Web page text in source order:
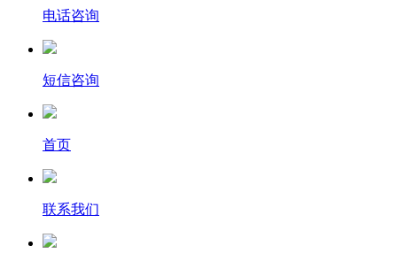
电话咨询
短信咨询
首页
联系我们